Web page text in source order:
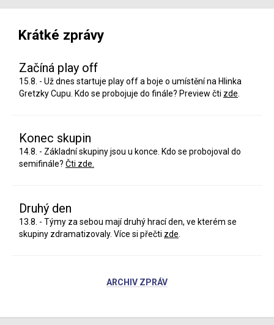
Krátké zprávy
Začíná play off
15.8. - Už dnes startuje play off a boje o umístění na Hlinka
Gretzky Cupu. Kdo se probojuje do finále? Preview čti zde
Konec skupin
14.8. - Základní skupiny jsou u konce. Kdo se probojoval do
semifinále? Čti zde.
Druhý den
13.8. - Týmy za sebou mají druhý hrací den, ve kterém se
skupiny zdramatizovaly. Více si přečti zde
ARCHIV ZPRÁV